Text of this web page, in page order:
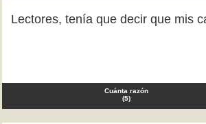
Lectores, tenía que decir que mis
Cuánta razón
(5)